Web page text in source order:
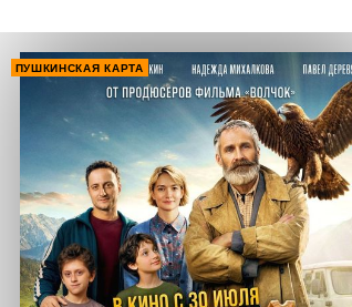
ПУШКИНСКАЯ КАРТА